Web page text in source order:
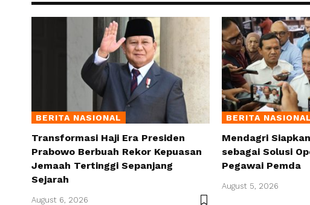
BERITA NASIONAL
Transformasi Haji Era Presiden
Prabowo Berbuah Rekor Kepuasan
Jemaah Tertinggi Sepanjang
Sejarah
August 6, 2026
BERITA NASIONAL
Mendagri
sebagai Solusi
Pegawai Pemda
August 5, 2026